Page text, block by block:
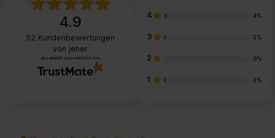
4.9
52 Kundenbewertungen
von jeher
gesammelt und verifiziert von
4 4%
3 2%
2 0%
1 2%